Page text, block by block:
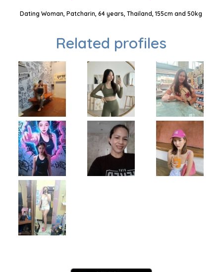
Dating Woman, Patcharin, 64 years, Thailand, 155cm and 50kg
Related profiles